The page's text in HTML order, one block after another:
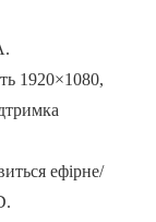
1920×1080,
ефірне/